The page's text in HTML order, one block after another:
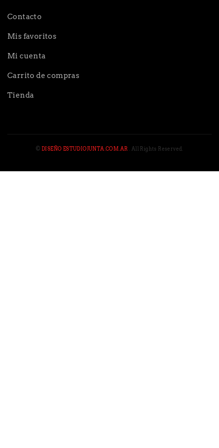
Contacto
Mis favoritos
Mi cuenta
Carrito de compras
Tienda
©DISEÑO ESTUDIOJUNTA.COM.AR . All Rights Reserved.